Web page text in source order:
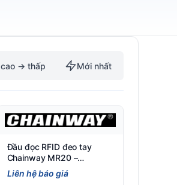
cao → thấp Mới nhất
Đầu đọc RFID đeo tay
Chainway MR20 –
Bluetooth UHF, 64g, IP65,
tầm đọc 80cm
Liên hệ báo giá